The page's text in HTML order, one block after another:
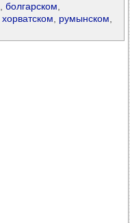
болгарском
хорватском румынском